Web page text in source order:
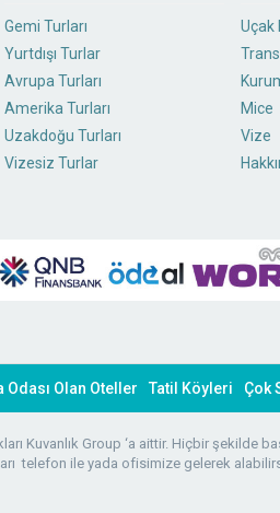
Gemi Turları
Yurtdışı Turlar
Avrupa Turları
Amerika Turları
Uzakdoğu Turları
Vizesiz Turlar
Uçak
Mice
Vize
Odası Olan Oteller Tatil Köyleri Çok
Kuvanlık Group ‘a aittir. Hiçbir şekilde
ile yada ofisimize gelerek